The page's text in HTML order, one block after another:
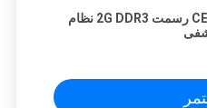
رذاذ شهادة CE رسمت 2G DDR3 نظام